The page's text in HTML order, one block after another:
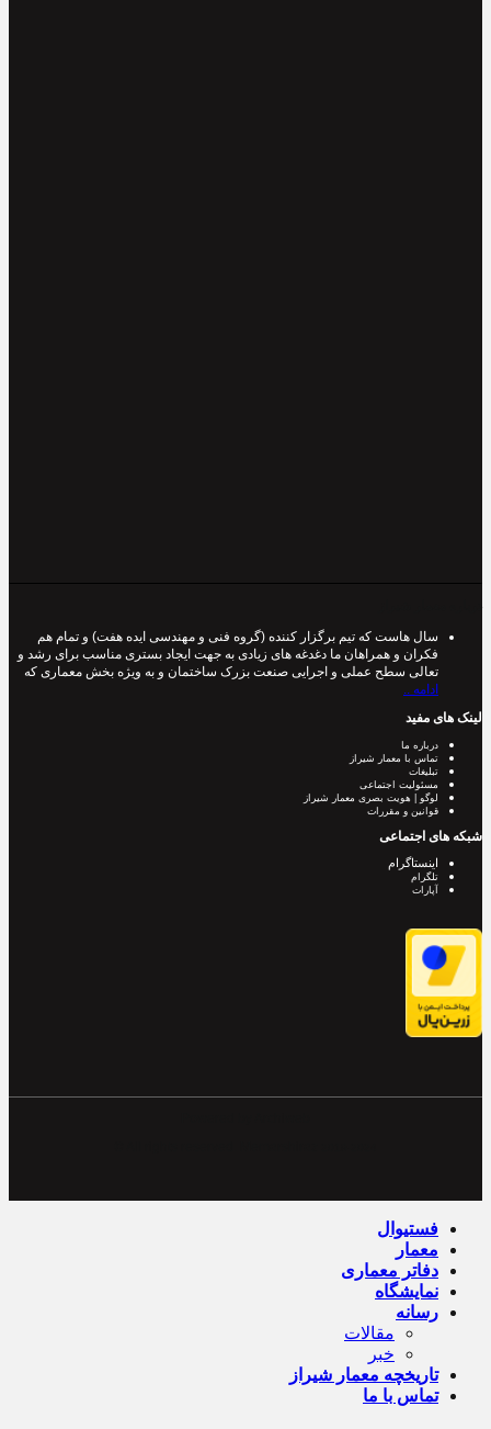
سال هاست که تیم برگزار کننده (گروه فنی و مهندسی ایده هفت) و تمام هم
فکران و همراهان ما دغدغه های زیادی به جهت ایجاد بستری مناسب برای رشد و
تعالی سطح عملی و اجرایی صنعت بزرک ساختمان و به ویژه بخش معماری که
ادامه ..
لینک های مفید
درباره ما
تماس با معمار شیراز
تبلیغات
مسئولیت اجتماعی
لوگو | هویت بصری معمار شیراز
قوانین و مقررات
شبکه های اجتماعی
اینستاگرام
تلگرام
آپارات
فستیوال
معمار
دفاتر معماری
نمایشگاه
رسانه
مقالات
خبر
تاریخچه معمار‌‌ شیراز
تماس با ما